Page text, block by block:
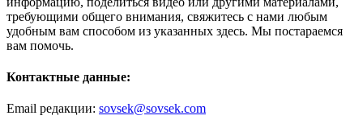
требующими общего внимания, свяжитесь с нами любым
удобным вам способом из указанных здесь. Мы постараемся
вам помочь.
Контактные данные:
Email редакции: sovsek@sovsek.com